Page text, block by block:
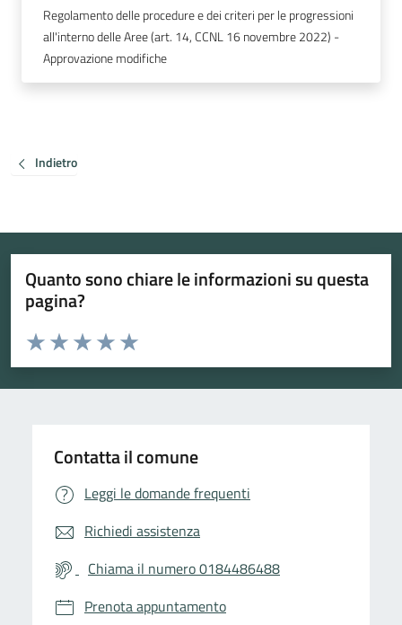
Regolamento delle procedure e dei criteri per le progressioni
all'interno delle Aree (art. 14, CCNL 16 novembre 2022) -
Approvazione modifiche
Indietro
Quanto sono chiare le informazioni su questa
pagina?
Valuta da 1 a 5 stelle la pagina
Valuta 5 stelle su 5
Valuta 4 stelle su 5
Valuta 3 stelle su 5
Valuta 2 stelle su 5
Valuta 1 stelle su 5
Contatta il comune
Leggi le domande frequenti
Richiedi assistenza
Chiama il numero 0184486488
Prenota appuntamento